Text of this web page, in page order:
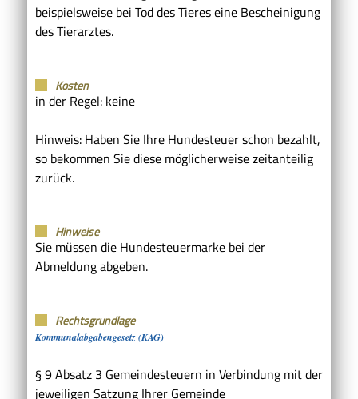
beispielsweise bei Tod des Tieres eine Bescheinigung
des Tierarztes.
Kosten
in der Regel: keine
Hinweis: Haben Sie Ihre Hundesteuer schon bezahlt,
so bekommen Sie diese möglicherweise zeitanteilig
zurück.
Hinweise
Sie müssen die Hundesteuermarke bei der
Abmeldung abgeben.
Rechtsgrundlage
Kommunalabgabengesetz (KAG)
§ 9 Absatz 3 Gemeindesteuern in Verbindung mit der
jeweiligen Satzung Ihrer Gemeinde